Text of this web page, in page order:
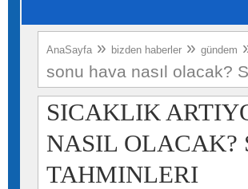
AnaSayfa » bizden haberler » gündem
sonu hava nasıl olacak?
SICAKLIK
NASIL OLACAK?
TAHMINLERI